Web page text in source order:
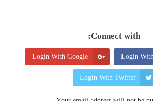
Connect with:
Login
Login With Google
Login With Twitter